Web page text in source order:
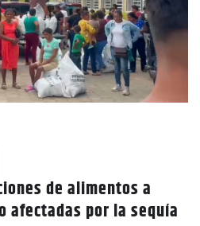
de alimentos a
afectadas por la sequía